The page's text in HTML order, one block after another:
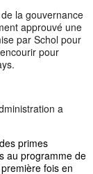
la gouvernance
approuvé une
par Schol pour
pour
a
primes
au programme de
fois en